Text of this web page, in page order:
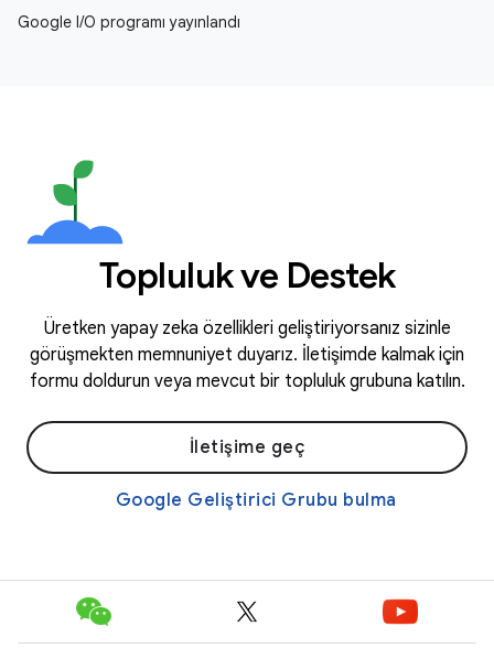
Google I/O programı yayınlandı
Topluluk ve Destek
Üretken yapay zeka özellikleri geliştiriyorsanız sizinle
görüşmekten memnuniyet duyarız. İletişimde kalmak için
formu doldurun veya mevcut bir topluluk grubuna katılın.
İletişime geç
Google Geliştirici Grubu bulma